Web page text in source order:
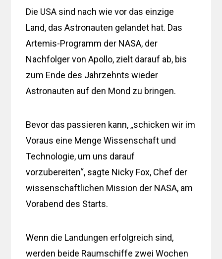
Die USA sind nach wie vor das einzige
Land, das Astronauten gelandet hat. Das
Artemis-Programm der NASA, der
Nachfolger von Apollo, zielt darauf ab, bis
zum Ende des Jahrzehnts wieder
Astronauten auf den Mond zu bringen.
Bevor das passieren kann, „schicken wir im
Voraus eine Menge Wissenschaft und
Technologie, um uns darauf
vorzubereiten“, sagte Nicky Fox, Chef der
wissenschaftlichen Mission der NASA, am
Vorabend des Starts.
Wenn die Landungen erfolgreich sind,
werden beide Raumschiffe zwei Wochen